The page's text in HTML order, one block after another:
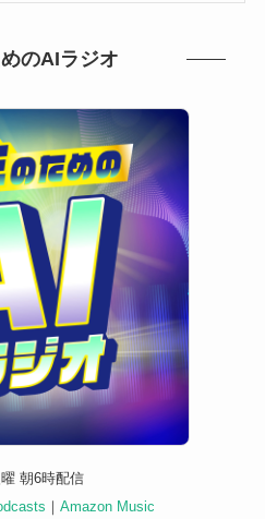
のAIラジオ
朝6時配信
｜ Amazon Music